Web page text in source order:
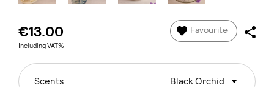
€13.00
Including VAT%
Favourite
Scents Black Orchid